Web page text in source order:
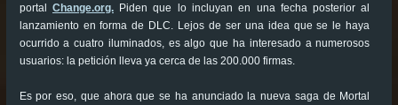
portal Change.org.Piden que lo incluyan en una fecha posterior al
lanzamiento en forma de DLC. Lejos de ser una idea que se le haya
ocurrido a cuatro iluminados, es algo que ha interesado a numerosos
usuarios: la petición lleva ya cerca de las 200.000 firmas.
Es por eso, que ahora que se ha anunciado la nueva saga de Mortal